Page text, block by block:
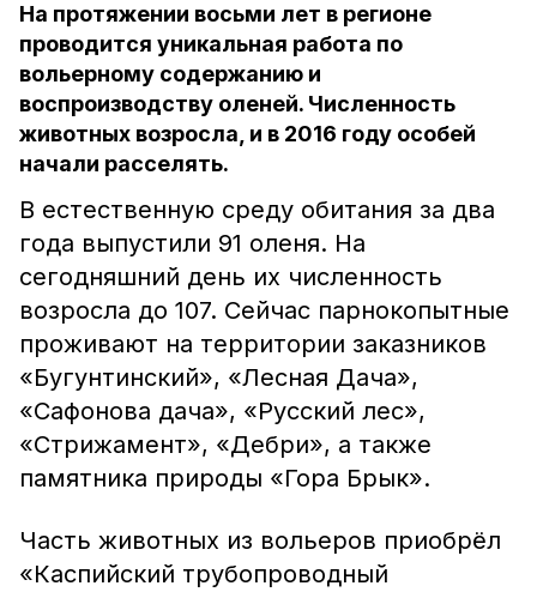
На протяжении восьми лет в регионе
проводится уникальная работа по
вольерному содержанию и
воспроизводству оленей. Численность
животных возросла, и в 2016 году особей
начали расселять.
В естественную среду обитания за два
года выпустили 91 оленя. На
сегодняшний день их численность
возросла до 107. Сейчас парнокопытные
проживают на территории заказников
«Бугунтинский», «Лесная Дача»,
«Сафонова дача», «Русский лес»,
«Стрижамент», «Дебри», а также
памятника природы «Гора Брык».
Часть животных из вольеров приобрёл
«Каспийский трубопроводный